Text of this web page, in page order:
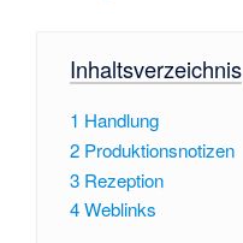
Inhaltsverzeichnis
1 Handlung
2 Produktionsnotizen
3 Rezeption
4Weblinks